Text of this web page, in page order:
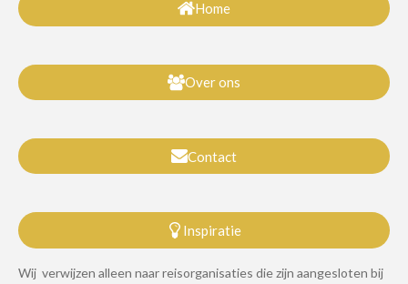
Home
Over ons
Contact
Inspiratie
Wij verwijzen alleen naar reisorganisaties die zijn aangesloten bij